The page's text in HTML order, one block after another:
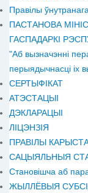
Правілы
ПАСТАНОВА
ГАСПАДАРКІ
"Аб вызначэнні
перыядычнасці іх
СЕРТЫФІКАТ
АТЭСТАЦЫІ
ДЭКЛАРАЦЫІ
ЛІЦЭНЗІЯ
ПРАВІЛЫ
САЦЫЯЛЬНЫЯ
Становiшча аб
ЖЫЛЛЁВЫЯ